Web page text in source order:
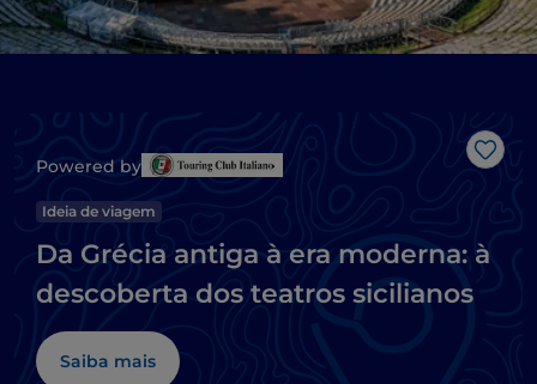
Powered by
Ideia de viagem
Da Grécia antiga à era moderna: à
descoberta dos teatros sicilianos
Saiba mais